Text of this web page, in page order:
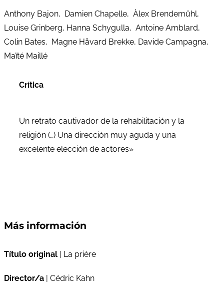
Anthony Bajon, Damien Chapelle, Àlex Brendemühl,
Louise Grinberg, Hanna Schygulla, Antoine Amblard,
Colin Bates, Magne Håvard Brekke, Davide Campagna,
Maïté Maillé
Crítica
Un retrato cautivador de la rehabilitación y la
religión (…) Una dirección muy aguda y una
excelente elección de actores»
Más información
Título original | La prière
Director/a | Cédric Kahn